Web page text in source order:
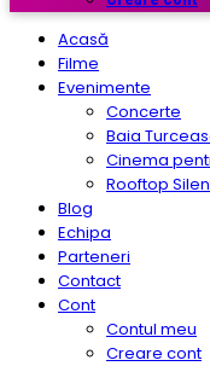
Acasă
Filme
Evenimente
Concerte
Baia
Cinema
Rooftop
Blog
Echipa
Parteneri
Contact
Cont
Contul meu
Creare cont